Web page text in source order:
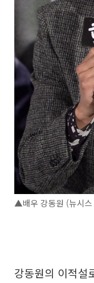
▲배우 강동원 (뉴시스
강동원의 이적설